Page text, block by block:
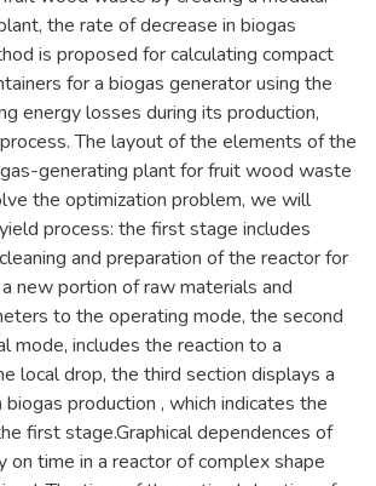
the rate of decrease in biogas
is proposed for calculating compact
for a biogas generator using the
energy losses during its production,
The layout of the elements of the
generating plant for fruit wood waste
the optimization problem, we will
process: the first stage includes
and preparation of the reactor for
new portion of raw materials and
to the operating mode, the second
mode, includes the reaction to a
local drop, the third section displays a
production , which indicates the
first stage.Graphical dependences of
on time in a reactor of complex shape